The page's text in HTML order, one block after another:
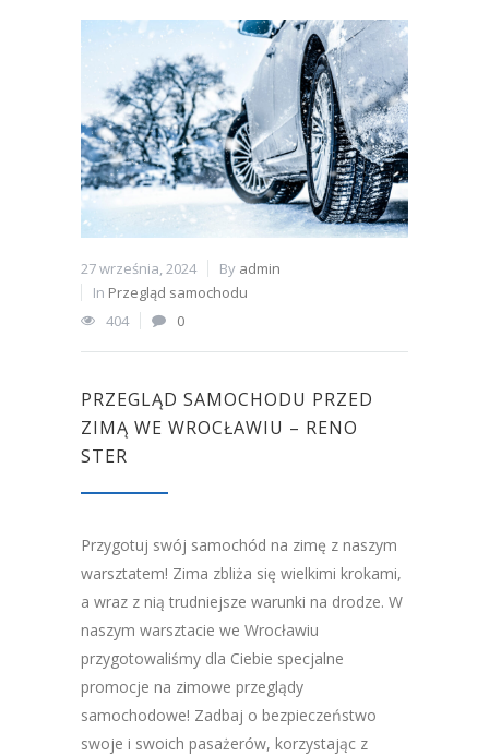
27 września, 2024 By admin
In Przegląd samochodu
404
0
PRZEGLĄD SAMOCHODU PRZED
ZIMĄ WE WROCŁAWIU – RENO
STER
Przygotuj swój samochód na zimę z naszym
warsztatem! Zima zbliża się wielkimi krokami,
a wraz z nią trudniejsze warunki na drodze. W
naszym warsztacie we Wrocławiu
przygotowaliśmy dla Ciebie specjalne
promocje na zimowe przeglądy
samochodowe! Zadbaj o bezpieczeństwo
swoje i swoich pasażerów, korzystając z